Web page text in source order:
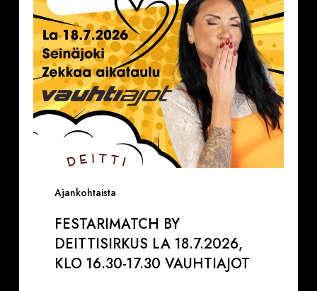
Ajankohtaista
klo
16.30-
17.30
VAUHTIAJOT
FESTARIMATCH BY
DEITTISIRKUS LA 18.7.2026,
KLO 16.30-17.30 VAUHTIAJOT